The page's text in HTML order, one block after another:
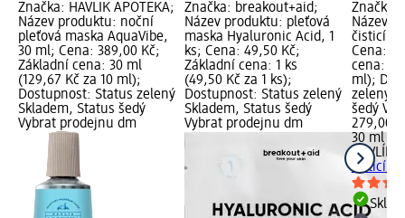
Značka: HAVLÍK APOTEKA;
Název produktu: noční
pleťová maska AquaVibe,
30 ml; Cena: 389,00 Kč;
Základní cena: 30 ml
(129,67 Kč za 10 ml);
Dostupnost: Status zelený
Skladem, Status šedý
Vybrat prodejnu dm
Značka: breakout+aid;
Název produktu: pleťová
maska Hyaluronic Acid, 1
ks; Cena: 49,50 Kč;
Základní cena: 1 ks
(49,50 Kč za 1 ks);
Dostupnost: Status zelený
Skladem, Status šedý
Vybrat prodejnu dm
Značka:
Název
čisticí
Cena:
cena: 30
ml);
zelený
šedý
279,00
30 ml
HAVLÍK
čisticí